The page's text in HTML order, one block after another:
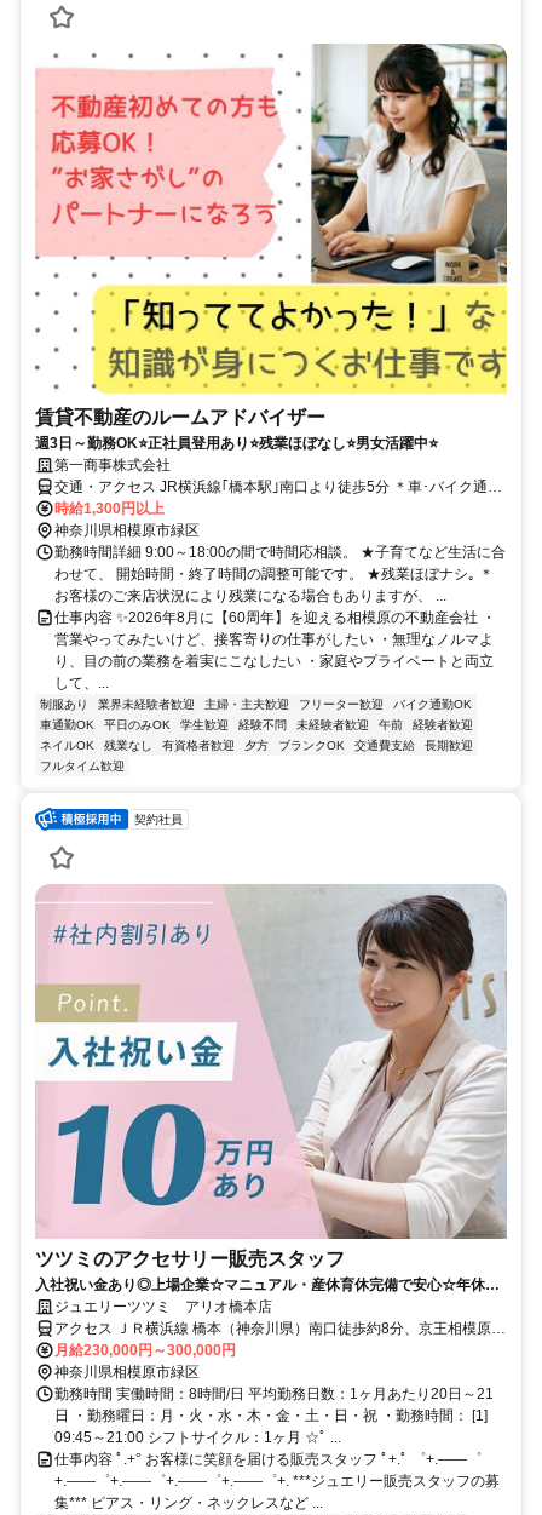
賃貸不動産のルームアドバイザー
週3日～勤務OK⭐正社員登用あり⭐残業ほぼなし⭐男女活躍中⭐
第一商事株式会社
交通・アクセス JR横浜線｢橋本駅｣南口より徒歩5分 ＊車･バイク通勤
OK
時給1,300円以上
神奈川県相模原市緑区
勤務時間詳細 9:00～18:00の間で時間応相談。 ★子育てなど生活に合
わせて、 開始時間・終了時間の調整可能です。 ★残業ほぼナシ｡ ＊
お客様のご来店状況により残業になる場合もありますが、 ...
仕事内容 ✨2026年8月に【60周年】を迎える相模原の不動産会社 ・
営業やってみたいけど、接客寄りの仕事がしたい ・無理なノルマよ
り、目の前の業務を着実にこなしたい ・家庭やプライベートと両立
して、...
制服あり 業界未経験者歓迎 主婦・主夫歓迎 フリーター歓迎
バイク通勤OK
車通勤OK
平日のみOK 学生歓迎 経験不問 未経験者歓迎 午前
経験者歓迎
ネイルOK
残業なし 有資格者歓迎 夕方 ブランクOK 交通費支給
長期歓迎
フルタイム歓迎
契約社員
ツツミのアクセサリー販売スタッフ
入社祝い金あり◎上場企業☆マニュアル・産休育休完備で安心☆年休
119日☆残業月5.8h◎
ジュエリーツツミ アリオ橋本店
アクセス ＪＲ横浜線 橋本（神奈川県）南口徒歩約8分、京王相模原線
橋本（神奈川県）南口徒歩約8分、ＪＲ相模線 橋本（神奈川県）南口
徒歩約8分
月給230,000円～300,000円
神奈川県相模原市緑区
勤務時間 実働時間：8時間/日 平均勤務日数：1ヶ月あたり20日～21
日 ・勤務曜日：月・火・水・木・金・土・日・祝 ・勤務時間： [1]
09:45～21:00 シフトサイクル：1ヶ月 ☆ﾟ ...
仕事内容 ﾟ.+° お客様に笑顔を届ける販売スタッフ ﾟ+.ﾟ ゜+.――゜
+.――゜+.――゜+.――゜+.――゜+. ***ジュエリー販売スタッフの募
集*** ピアス・リング・ネックレスなど ...